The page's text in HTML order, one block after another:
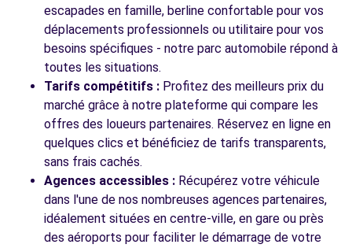
escapades en famille, berline confortable pour vos
déplacements professionnels ou utilitaire pour vos
besoins spécifiques - notre parc automobile répond à
toutes les situations.
Tarifs compétitifs : Profitez des meilleurs prix du
marché grâce à notre plateforme qui compare les
offres des loueurs partenaires. Réservez en ligne en
quelques clics et bénéficiez de tarifs transparents,
sans frais cachés.
Agences accessibles : Récupérez votre véhicule
dans l'une de nos nombreuses agences partenaires,
idéalement situées en centre-ville, en gare ou près
des aéroports pour faciliter le démarrage de votre